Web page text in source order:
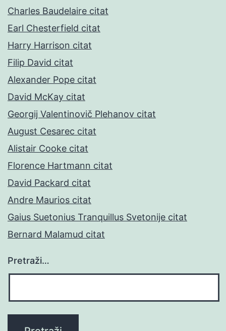
Charles Baudelaire citat
Earl Chesterfield citat
Harry Harrison citat
Filip David citat
Alexander Pope citat
David McKay citat
Georgij Valentinovič Plehanov citat
August Cesarec citat
Alistair Cooke citat
Florence Hartmann citat
David Packard citat
Andre Maurios citat
Gaius Suetonius Tranquillus Svetonije citat
Bernard Malamud citat
Pretraži…